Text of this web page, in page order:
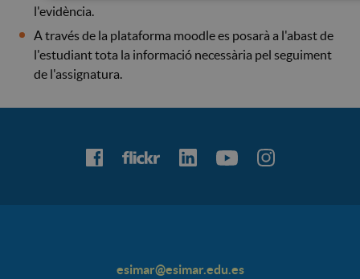
l'evidència.
A través de la plataforma moodle es posarà a l'abast de
l'estudiant tota la informació necessària pel seguiment
de l'assignatura.
esimar@esimar.edu.es